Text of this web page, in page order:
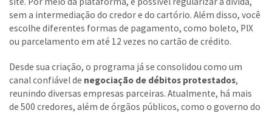
sem a intermediação do credor e do cartório. Além disso, você
escolhe diferentes formas de pagamento, como boleto, PIX
ou parcelamento em até 12 vezes no cartão de crédito.
Desde sua criação, o programa já se consolidou como um
canal confiável de negociação de débitos protestados,
reunindo diversas empresas parceiras. Atualmente, há mais
de 500 credores, além de órgãos públicos, como o governo do